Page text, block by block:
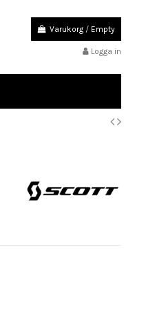
Varukorg / Empty
Logga in